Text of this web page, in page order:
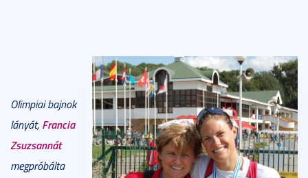
Olimpiai bajnok
lányát, Francia
Zsuzsannát
megpróbálta